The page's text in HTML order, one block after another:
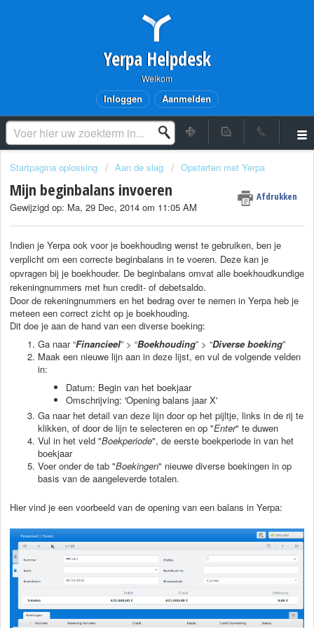
Yerpa Helpdesk
Welkom
Inloggen Aanmelden
Startpagina oplossing Aan de slag Opstarten met Yerpa
Mijn beginbalans invoeren Afdrukken
Gewijzigd op: Ma, 29 Dec, 2014 om 11:05 AM
Indien je Yerpa ook voor je boekhouding wenst te gebruiken, ben je
verplicht om een correcte beginbalans in te voeren. Deze kan je
opvragen bij je boekhouder. De beginbalans omvat alle boekhoudkundige
rekeningnummers met hun credit- of debetsaldo.
Door de rekeningnummers en het bedrag over te nemen in Yerpa heb je
meteen een correct zicht op je boekhouding.
Dit doe je aan de hand van een diverse boeking:
Ga naar “Financieel” > “Boekhouding” > “Diverse boeking”
Maak een nieuwe lijn aan in deze lijst, en vul de volgende velden
in:
Datum: Begin van het boekjaar
Omschrijving: 'Opening balans jaar X'
Ga naar het detail van deze lijn door op het pijltje, links in de rij te
klikken, of door de lijn te selecteren en op "Enter" te duwen
Vul in het veld "Boekperiode", de eerste boekperiode in van het
boekjaar
Voer onder de tab "Boekingen" nieuwe diverse boekingen in op
basis van de aangeleverde totalen.
Hier vind je een voorbeeld van de opening van een balans in Yerpa: